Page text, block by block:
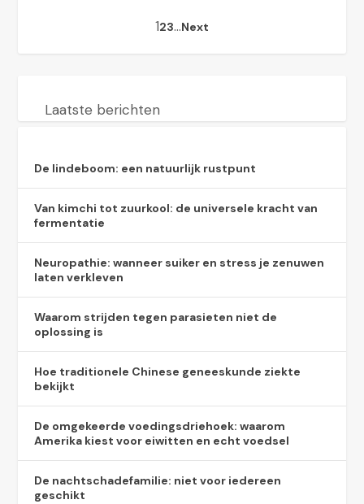
123…Next
Laatste berichten
De lindeboom: een natuurlijk rustpunt
Van kimchi tot zuurkool: de universele kracht van
fermentatie
Neuropathie: wanneer suiker en stress je zenuwen
laten verkleven
Waarom strijden tegen parasieten niet de
oplossing is
Hoe traditionele Chinese geneeskunde ziekte
bekijkt
De omgekeerde voedingsdriehoek: waarom
Amerika kiest voor eiwitten en echt voedsel
De nachtschadefamilie: niet voor iedereen
geschikt